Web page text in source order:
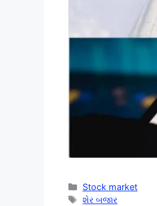
Categories
Stock market
Tags
શેર બજાર